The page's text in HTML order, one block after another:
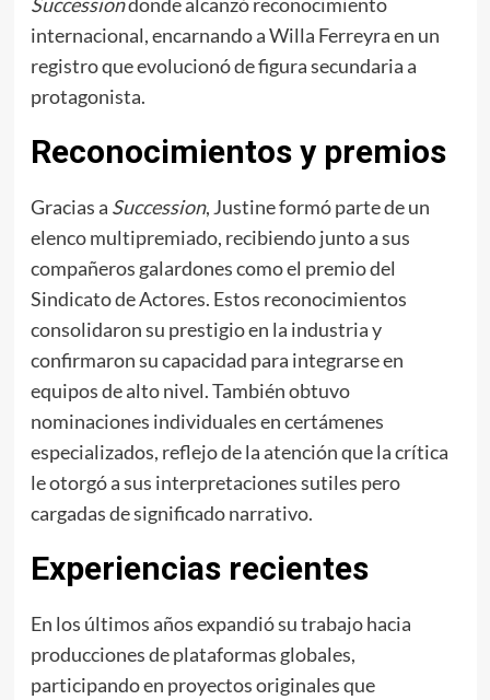
internacional, encarnando a Willa Ferreyra en un
registro que evolucionó de figura secundaria a
protagonista.
Reconocimientos y premios
Gracias a Succession, Justine formó parte de un
elenco multipremiado, recibiendo junto a sus
compañeros galardones como el premio del
Sindicato de Actores. Estos reconocimientos
consolidaron su prestigio en la industria y
confirmaron su capacidad para integrarse en
equipos de alto nivel. También obtuvo
nominaciones individuales en certámenes
especializados, reflejo de la atención que la crítica
le otorgó a sus interpretaciones sutiles pero
cargadas de significado narrativo.
Experiencias recientes
En los últimos años expandió su trabajo hacia
producciones de plataformas globales,
participando en proyectos originales que